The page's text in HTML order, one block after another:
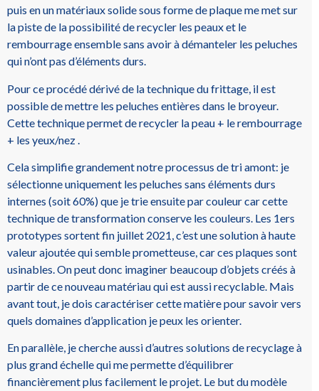
puis en un matériaux solide sous forme de plaque me met sur
la piste de la possibilité de recycler les peaux et le
rembourrage ensemble sans avoir à démanteler les peluches
qui n’ont pas d’éléments durs.
Pour ce procédé dérivé de la technique du frittage, il est
possible de mettre les peluches entières dans le broyeur.
Cette technique permet de recycler la peau + le rembourrage
+ les yeux/nez .
Cela simplifie grandement notre processus de tri amont: je
sélectionne uniquement les peluches sans éléments durs
internes (soit 60%) que je trie ensuite par couleur car cette
technique de transformation conserve les couleurs. Les 1ers
prototypes sortent fin juillet 2021, c’est une solution à haute
valeur ajoutée qui semble prometteuse, car ces plaques sont
usinables. On peut donc imaginer beaucoup d’objets créés à
partir de ce nouveau matériau qui est aussi recyclable. Mais
avant tout, je dois caractériser cette matière pour savoir vers
quels domaines d’application je peux les orienter.
En parallèle, je cherche aussi d’autres solutions de recyclage à
plus grand échelle qui me permette d’équilibrer
financièrement plus facilement le projet. Le but du modèle